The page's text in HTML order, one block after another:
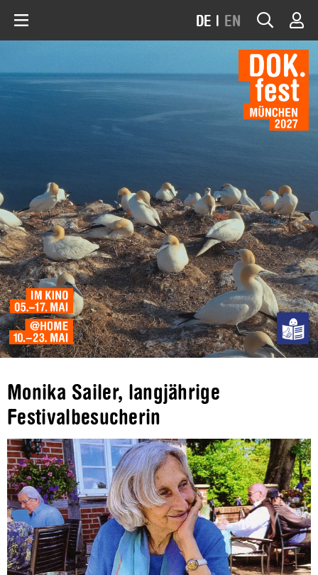
DE | EN
Monika Sailer, langjährige
Festivalbesucherin